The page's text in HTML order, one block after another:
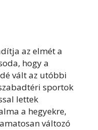
az elmét a
hogy a
vált az utóbbi
sportok
lettek
a hegyekre,
változó